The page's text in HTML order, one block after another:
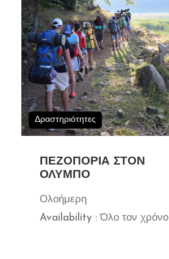
Δραστηριότητες
ΠΕΖΟΠΟΡΊΑ ΣΤΟΝ
ΌΛΥΜΠΟ
Ολοήμερη
Availability : Όλο τον χρόνο